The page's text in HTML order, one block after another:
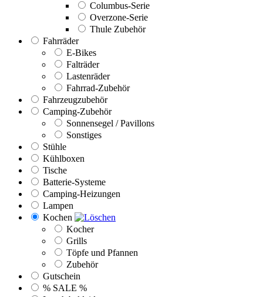
Columbus-Serie
Overzone-Serie
Thule Zubehör
Fahrräder
E-Bikes
Falträder
Lastenräder
Fahrrad-Zubehör
Fahrzeugzubehör
Camping-Zubehör
Sonnensegel / Pavillons
Sonstiges
Stühle
Kühlboxen
Tische
Batterie-Systeme
Camping-Heizungen
Lampen
Kochen
Kocher
Grills
Töpfe und Pfannen
Zubehör
Gutschein
% SALE %